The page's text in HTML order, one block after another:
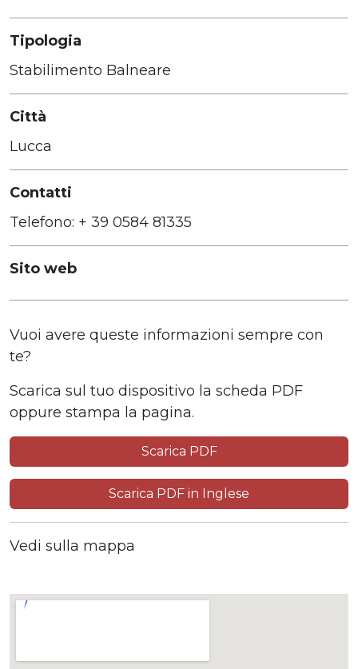
Tipologia
Stabilimento Balneare
Città
Lucca
Contatti
Telefono: + 39 0584 81335
Sito web
Vuoi avere queste informazioni sempre con
te?
Scarica sul tuo dispositivo la scheda PDF
oppure stampa la pagina.
Scarica PDF
Scarica PDF in Inglese
Vedi sulla mappa